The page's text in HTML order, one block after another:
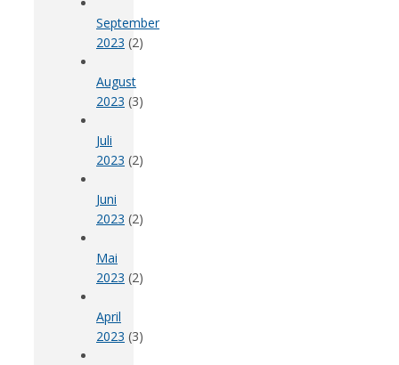
September
2023 (2)
August
2023 (3)
Juli
2023 (2)
Juni
2023 (2)
Mai
2023 (2)
April
2023 (3)